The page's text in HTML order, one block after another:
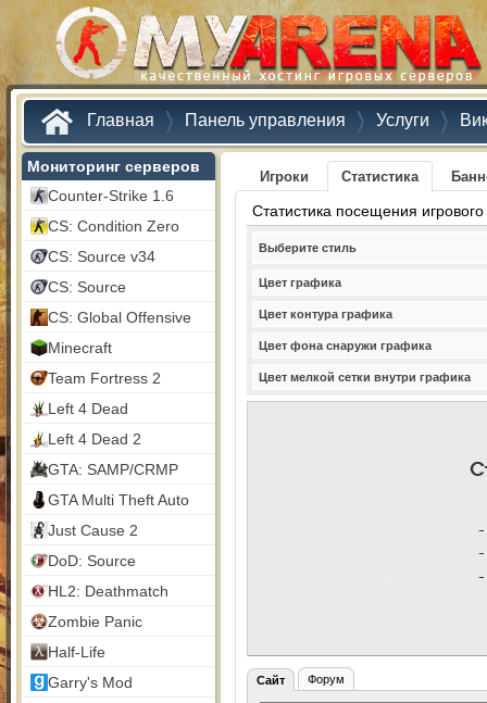
Главная Панель управления Услуги
Мониторинг серверов
Counter-Strike 1.6
CS: Condition Zero
CS: Source v34
CS: Source
CS: Global Offensive
Minecraft
Team Fortress 2
Left 4 Dead
Left 4 Dead 2
GTA: SAMP/CRMP
GTA Multi Theft Auto
Just Cause 2
DoD: Source
HL2: Deathmatch
Zombie Panic
Half-Life
Garry's Mod
Игроки Статистика
Статистика посещения
Выберите стиль
Цвет графика
Цвет контура графика
Цвет фона снаружи графика
Цвет мелкой сетки внутри графика
Сайт Форум